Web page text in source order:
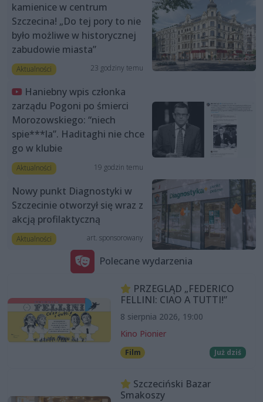
kamienice w centrum
Szczecina! „Do tej pory to nie
było możliwe w historycznej
zabudowie miasta”
Aktualności 23 godziny temu
Haniebny wpis członka
zarządu Pogoni po śmierci
Morozowskiego: “niech
spie***la”. Haditaghi nie chce
go w klubie
Aktualności 19 godzin temu
Nowy punkt Diagnostyki w
Szczecinie otworzył się wraz z
akcją profilaktyczną
Aktualności art. sponsorowany
Polecane wydarzenia
PRZEGLĄD „FEDERICO
FELLINI: CIAO A TUTTI!”
8 sierpnia 2026, 19:00
Kino Pionier
Film Już dziś
Szczeciński Bazar
Smakoszy